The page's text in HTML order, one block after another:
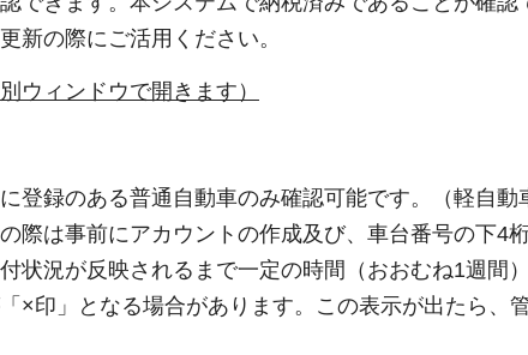
新の際にご活用ください。
ウィンドウで開きます）
登録のある普通自動車のみ確認可能です。（軽自
際は事前にアカウントの作成及び、車台番号の下4
状況が反映されるまで一定の時間（おおむね1週間
×印」となる場合があります。この表示が出たら、